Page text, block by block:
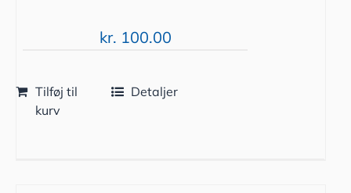
kr. 100.00
Tilføj til
kurv
Detaljer